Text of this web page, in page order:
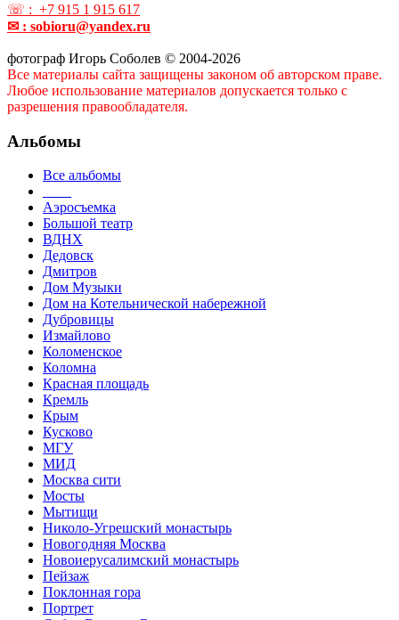
☏ : +7 915 1 915 617
✉ : sobioru@yandex.ru
фотограф Игорь Соболев © 2004-2026
Все материалы сайта защищены законом об авторском праве.
Любое использование материалов допускается только с
разрешения правообладателя.
Альбомы
Все альбомы
Аэросъемка
Большой театр
ВДНХ
Дедовск
Дмитров
Дом Музыки
Дом на Котельнической набережной
Дубровицы
Измайлово
Коломенское
Коломна
Красная площадь
Кремль
Крым
Кусково
МГУ
МИД
Москва сити
Мосты
Мытищи
Николо-Угрешский монастырь
Новогодняя Москва
Новоиерусалимский монастырь
Пейзаж
Поклонная гора
Портрет